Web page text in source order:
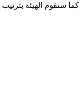
كما ستقوم الهيئة